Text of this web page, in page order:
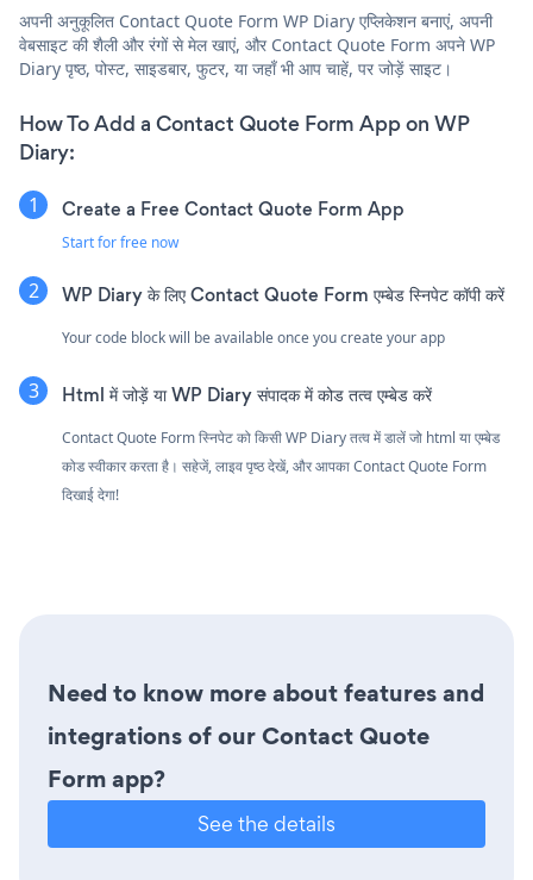
अपनी अनुकूलित Contact Quote Form WP Diary एप्लिकेशन बनाएं, अपनी
वेबसाइट की शैली और रंगों से मेल खाएं, और Contact Quote Form अपने WP
Diary पृष्ठ, पोस्ट, साइडबार, फुटर, या जहाँ भी आप चाहें, पर जोड़ें साइट।
How To Add a Contact Quote Form App on WP
Diary:
Create a Free Contact Quote Form App
Start for free now
WP Diary के लिए Contact Quote Form एम्बेड स्निपेट कॉपी करें
Your code block will be available once you create your app
Html में जोड़ें या WP Diary संपादक में कोड तत्व एम्बेड करें
Contact Quote Form स्निपेट को किसी WP Diary तत्व में डालें जो html या एम्बेड
कोड स्वीकार करता है। सहेजें, लाइव पृष्ठ देखें, और आपका Contact Quote Form
दिखाई देगा!
Need to know more about features and
integrations of our Contact Quote
Form app?
See the details